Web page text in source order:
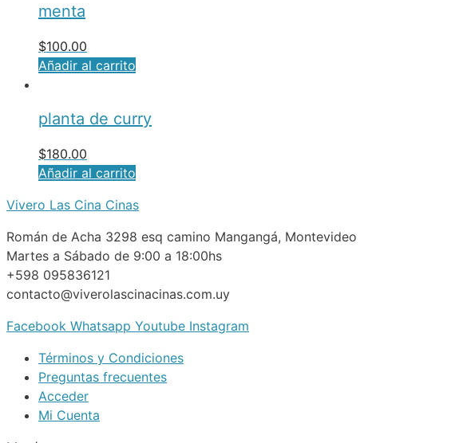
menta
$100.00
Añadir al carrito
planta de curry
$180.00
Añadir al carrito
Vivero Las Cina Cinas
Román de Acha 3298 esq camino Mangangá, Montevideo
Martes a Sábado de 9:00 a 18:00hs
+598 095836121
contacto@viverolascinacinas.com.uy
Facebook Whatsapp Youtube Instagram
Términos y Condiciones
Preguntas frecuentes
Acceder
Mi Cuenta